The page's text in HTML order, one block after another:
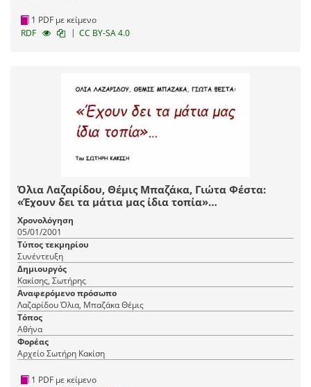
1 PDF με κείμενο
RDF
| CC BY-SA 4.0
Όλια Λαζαρίδου, Θέμις Μπαζάκα, Γιώτα Φέστα:
«Έχουν δει τα μάτια μας ίδια τοπία»…
Χρονολόγηση
05/01/2001
Τύπος τεκμηρίου
Συνέντευξη
Δημιουργός
Κακίσης, Σωτήρης
Αναφερόμενο πρόσωπο
Λαζαρίδου Όλια, Μπαζάκα Θέμις
Τόπος
Αθήνα
Φορέας
Αρχείο Σωτήρη Κακίση
1 PDF με κείμενο